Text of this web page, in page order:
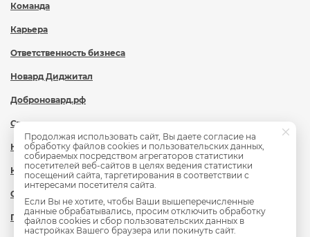
Команда
Карьера
Ответственность бизнеса
Новард Диджитал
Доброновард.рф
Статьи
Новости
Контакты
Охрана труда
Политика обработки персональных данных
Продолжая использовать сайт, Вы даете согласие на
обработку файлов cookies и пользовательских данных,
собираемых посредством агрегаторов статистики
посетителей веб-сайтов в целях ведения статистики
посещений сайта, таргетирования в соответствии с
интересами посетителя сайта.
Если Вы не хотите, чтобы Ваши вышеперечисленные
данные обрабатывались, просим отключить обработку
файлов cookies и сбор пользовательских данных в
настройках Вашего браузера или покинуть сайт.